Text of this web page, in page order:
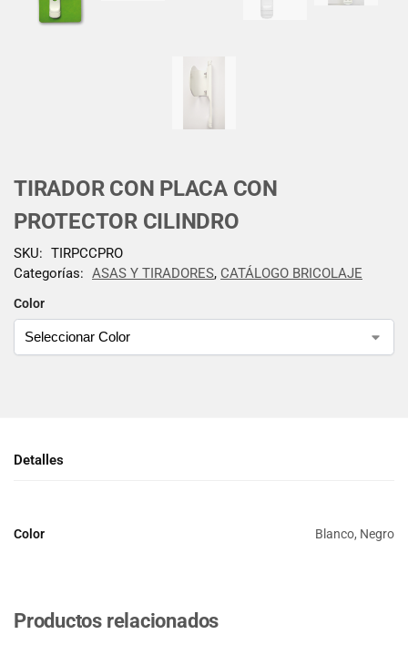
TIRADOR CON PLACA CON
PROTECTOR CILINDRO
Color
SKU: TIRPCCPRO
Categorías: ASAS Y TIRADORES, CATÁLOGO BRICOLAJE
Detalles
Color Blanco, Negro
Productos relacionados